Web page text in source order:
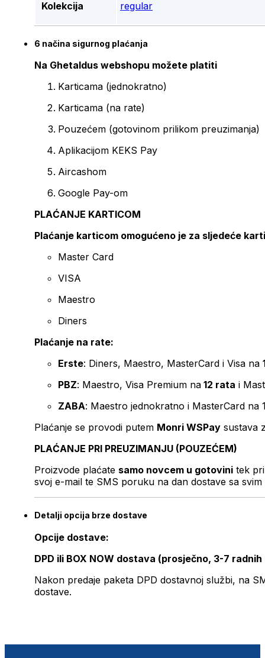
Kolekcija regular
6 načina sigurnog plaćanja
Na Ghetaldus webshopu možete platiti
Karticama (jednokratno)
Karticama (na rate)
Pouzećem (gotovinom prilikom preuzimanja)
Aplikacijom KEKS Pay
Aircashom
Google Pay-om
PLAĆANJE KARTICOM
Plaćanje karticom omogućeno je za sljedeće
Master Card
VISA
Maestro
Diners
Plaćanje na rate:
Erste: Diners, Maestro, MasterCard i Visa na
PBZ: Maestro, Visa Premium na 12 rata i
ZABA: Maestro jednokratno i MasterCard na
Plaćanje se provodi putem Monri WSPay sustava
PLAĆANJE PRI PREUZIMANJU (POUZEĆEM)
Proizvode plaćate samo novcem u gotovini tek
svoj e-mail te SMS poruku na dan dostave sa svim
Detalji opcija brze dostave
Opcije dostave:
DPD ili BOX NOW dostava (prosječno, 3-7 radnih
Nakon predaje paketa DPD dostavnoj službi, na
dostave.